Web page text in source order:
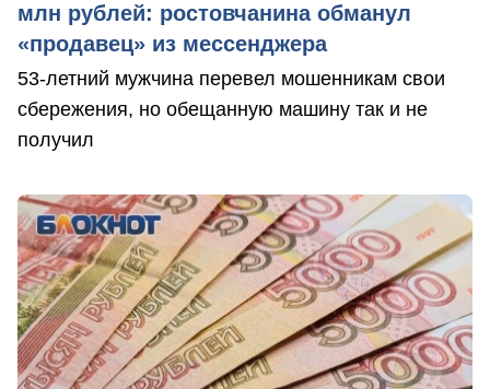
млн рублей: ростовчанина обманул
«продавец» из мессенджера
53-летний мужчина перевел мошенникам свои
сбережения, но обещанную машину так и не
получил